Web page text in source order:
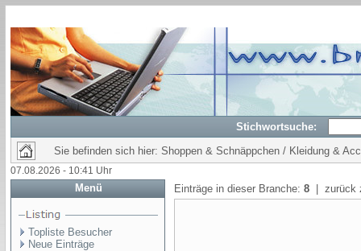
Stichwortsuche:
Sie befinden sich hier: Shoppen & Schnäppchen / Kleidung &
07.08.2026 - 10:41 Uhr
Menü
Topliste Besucher
Neue Einträge
Einträge in dieser Branche: 8 | zurück